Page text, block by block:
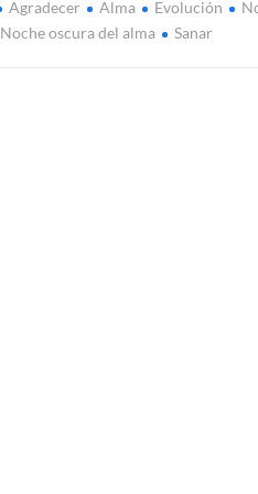
Agradecer Alma Evolución
Noche oscura del alma Sanar